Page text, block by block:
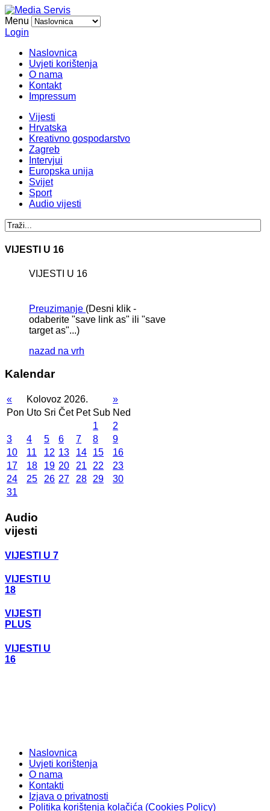
Menu
Login
Naslovnica
Uvjeti korištenja
O nama
Kontakt
Impressum
Vijesti
Hrvatska
Kreativno gospodarstvo
Zagreb
Intervjui
Europska unija
Svijet
Sport
Audio vijesti
VIJESTI U 16
VIJESTI U 16
Preuzimanje (Desni klik -
odaberite "save link as" ili "save
target as"...)
nazad na vrh
Kalendar
« Kolovoz 2026.
»
Pon Uto Sri Čet Pet Sub Ned
1
2
3
4 5 6 7 8
9
10
11 12 13 14 15
16
17
18 19 20 21 22
23
24
25 26 27 28 29
30
31
Audio
vijesti
VIJESTI U 7
VIJESTI U
18
VIJESTI
PLUS
VIJESTI U
16
Naslovnica
Uvjeti korištenja
O nama
Kontakti
Izjava o privatnosti
Politika korištenja kolačića (Cookies Policy)